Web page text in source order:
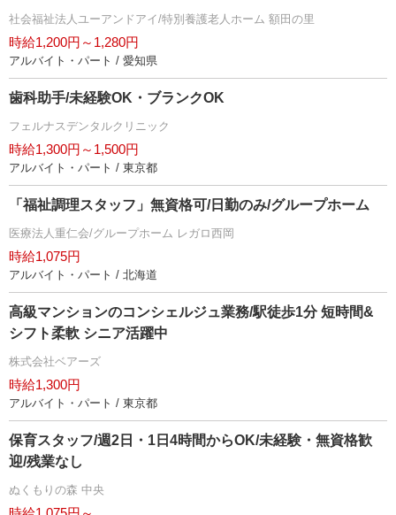
社会福祉法人ユーアンドアイ/特別養護老人ホーム 額田の里
時給1,200円～1,280円
アルバイト・パート / 愛知県
歯科助手/未経験OK・ブランクOK
フェルナスデンタルクリニック
時給1,300円～1,500円
アルバイト・パート / 東京都
「福祉調理スタッフ」無資格可/日勤のみ/グループホーム
医療法人重仁会/グループホーム レガロ西岡
時給1,075円
アルバイト・パート / 北海道
高級マンションのコンシェルジュ業務/駅徒歩1分 短時間&
シフト柔軟 シニア活躍中
株式会社ベアーズ
時給1,300円
アルバイト・パート / 東京都
保育スタッフ/週2日・1日4時間からOK/未経験・無資格歓
迎/残業なし
ぬくもりの森 中央